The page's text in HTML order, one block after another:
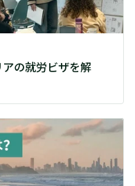
の就労ビザを解